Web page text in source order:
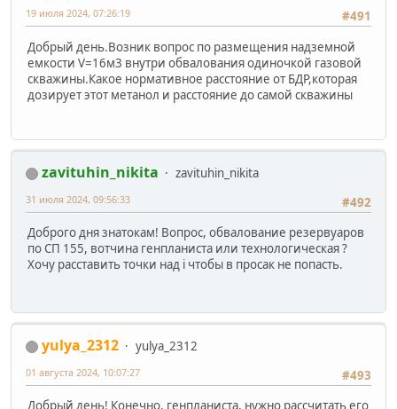
#491
19 июля 2024, 07:26:19
Добрый день.Возник вопрос по размещения надземной
емкости V=16м3 внутри обвалования одиночкой газовой
скважины.Какое нормативное расстояние от БДР,которая
дозирует этот метанол и расстояние до самой скважины
zavituhin_nikita
zavituhin_nikita
#492
31 июля 2024, 09:56:33
Доброго дня знатокам! Вопрос, обвалование резервуаров
по СП 155, вотчина генпланиста или технологическая ?
Хочу расставить точки над i чтобы в просак не попасть.
yulya_2312
yulya_2312
#493
01 августа 2024, 10:07:27
Добрый день! Конечно, генпланиста, нужно рассчитать его